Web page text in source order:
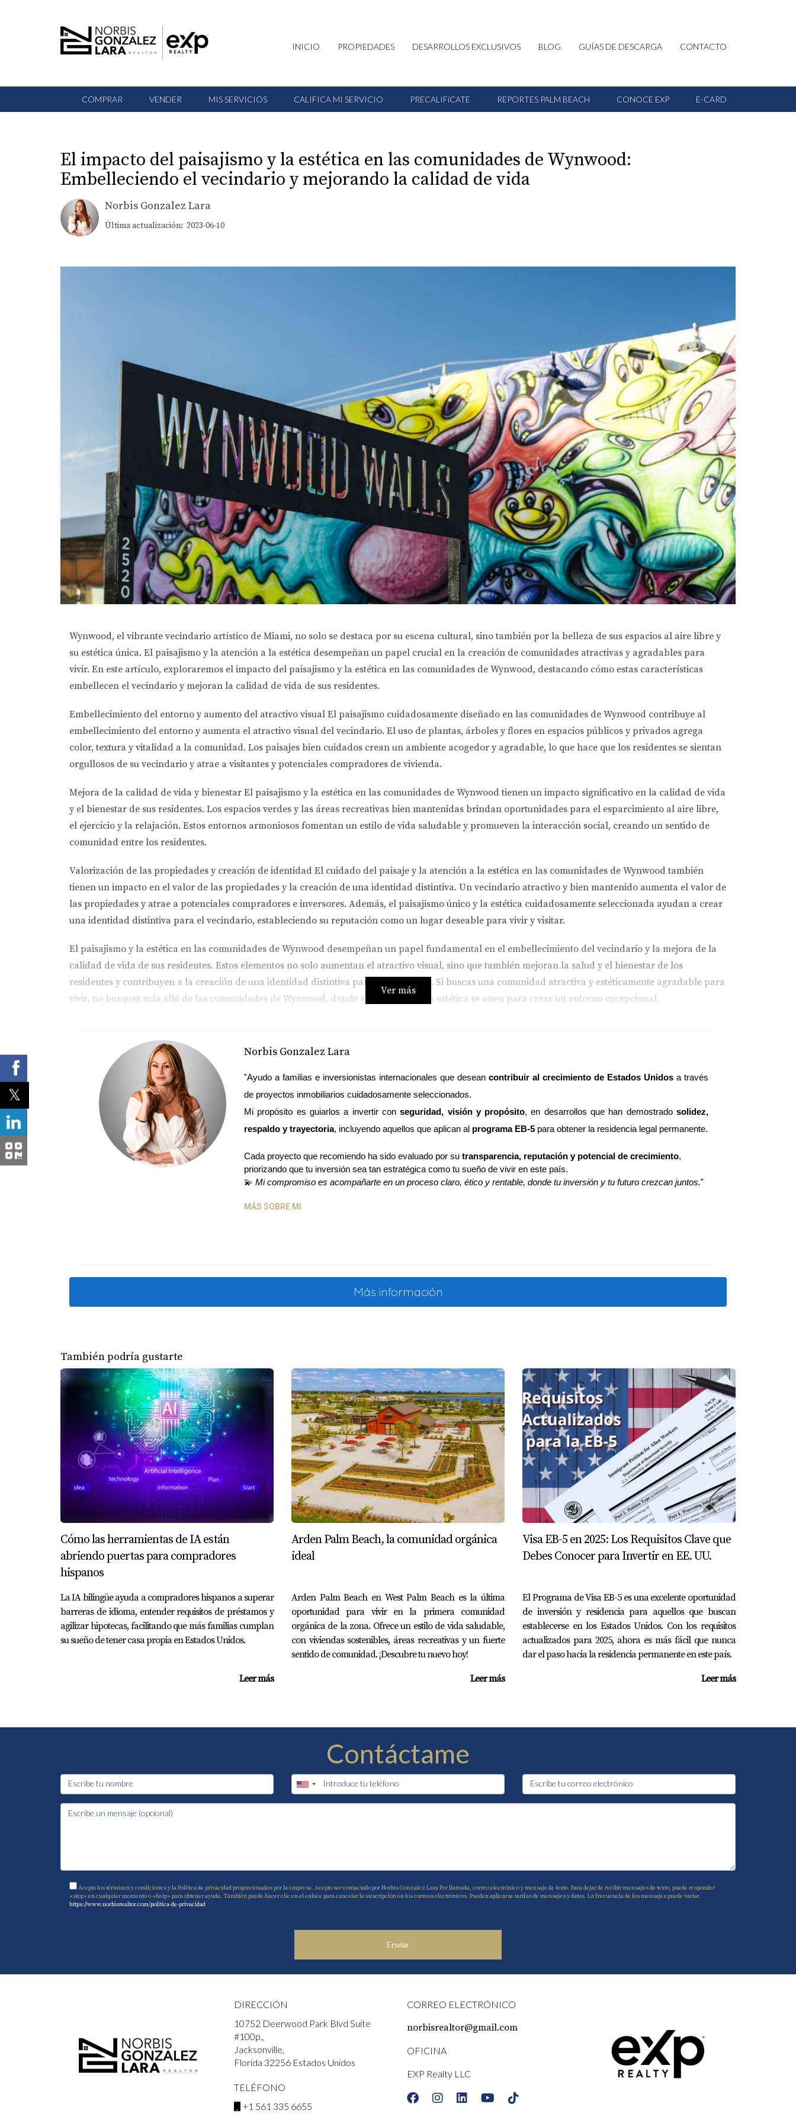
INICIO PROPIEDADES DESARROLLOS EXCLUSIVOS BLOG GUÍAS DE DESCARGA CONTACTO
COMPRAR VENDER MIS SERVICIOS CALIFICA MI SERVICIO PRECALIFíCATE REPORTES PALM BEACH CONOCE EXP E-CARD
El impacto del paisajismo y la estética en las comunidades de Wynwood:
Embelleciendo el vecindario y mejorando la calidad de vida
Norbis Gonzalez Lara
Última actualización: 2023-06-10
Wynwood, el vibrante vecindario artístico de Miami, no solo se destaca por su escena cultural, sino también por la belleza de sus espacios al aire libre y
su estética única. El paisajismo y la atención a la estética desempeñan un papel crucial en la creación de comunidades atractivas y agradables para
vivir. En este artículo, exploraremos el impacto del paisajismo y la estética en las comunidades de Wynwood, destacando cómo estas características
embellecen el vecindario y mejoran la calidad de vida de sus residentes.
Embellecimiento del entorno y aumento del atractivo visual El paisajismo cuidadosamente diseñado en las comunidades de Wynwood contribuye al
embellecimiento del entorno y aumenta el atractivo visual del vecindario. El uso de plantas, árboles y flores en espacios públicos y privados agrega
color, textura y vitalidad a la comunidad. Los paisajes bien cuidados crean un ambiente acogedor y agradable, lo que hace que los residentes se sientan
orgullosos de su vecindario y atrae a visitantes y potenciales compradores de vivienda.
Mejora de la calidad de vida y bienestar El paisajismo y la estética en las comunidades de Wynwood tienen un impacto significativo en la calidad de vida
y el bienestar de sus residentes. Los espacios verdes y las áreas recreativas bien mantenidas brindan oportunidades para el esparcimiento al aire libre,
el ejercicio y la relajación. Estos entornos armoniosos fomentan un estilo de vida saludable y promueven la interacción social, creando un sentido de
comunidad entre los residentes.
Valorización de las propiedades y creación de identidad El cuidado del paisaje y la atención a la estética en las comunidades de Wynwood también
tienen un impacto en el valor de las propiedades y la creación de una identidad distintiva. Un vecindario atractivo y bien mantenido aumenta el valor de
las propiedades y atrae a potenciales compradores e inversores. Además, el paisajismo único y la estética cuidadosamente seleccionada ayudan a crear
una identidad distintiva para el vecindario, estableciendo su reputación como un lugar deseable para vivir y visitar.
El paisajismo y la estética en las comunidades de Wynwood desempeñan un papel fundamental en el embellecimiento del vecindario y la mejora de la
calidad de vida de sus residentes. Estos elementos no solo aumentan el atractivo visual, sino que también mejoran la salud y el bienestar de los
residentes y contribuyen a la creación de una identidad distintiva para el vecindario. Si buscas una comunidad atractiva y estéticamente agradable para
vivir, no busques más allá de las comunidades de Wynwood, donde el paisajismo y la estética se unen para crear un entorno excepcional.
Ver más
Norbis Gonzalez Lara
"Ayudo a familias e inversionistas internacionales que desean contribuir al crecimiento de Estados Unidos a través
de proyectos inmobiliarios cuidadosamente seleccionados.
Mi propósito es guiarlos a invertir con seguridad, visión y propósito, en desarrollos que han demostrado solidez,
respaldo y trayectoria, incluyendo aquellos que aplican al programa EB-5 para obtener la residencia legal permanente.
Cada proyecto que recomiendo ha sido evaluado por su transparencia, reputación y potencial de crecimiento,
priorizando que tu inversión sea tan estratégica como tu sueño de vivir en este país.
💫 Mi compromiso es acompañarte en un proceso claro, ético y rentable, donde tu inversión y tu futuro crezcan juntos."
MÁS SOBRE MI
Más información
También podría gustarte
Cómo las herramientas de IA están
abriendo puertas para compradores
hispanos
La IA bilingüe ayuda a compradores hispanos a superar
barreras de idioma, entender requisitos de préstamos y
agilizar hipotecas, facilitando que más familias cumplan
su sueño de tener casa propia en Estados Unidos.
Leer más
Arden Palm Beach, la comunidad orgánica
ideal
Arden Palm Beach en West Palm Beach es la última
oportunidad para vivir en la primera comunidad
orgánica de la zona. Ofrece un estilo de vida saludable,
con viviendas sostenibles, áreas recreativas y un fuerte
sentido de comunidad. ¡Descubre tu nuevo hoy!
Leer más
Visa EB-5 en 2025: Los Requisitos Clave que
Debes Conocer para Invertir en EE. UU.
El Programa de Visa EB-5 es una excelente oportunidad
de inversión y residencia para aquellos que buscan
establecerse en los Estados Unidos. Con los requisitos
actualizados para 2025, ahora es más fácil que nunca
dar el paso hacia la residencia permanente en este país.
Leer más
Contáctame
Acepto los términos y condiciones y la Política de privacidad proporcionados por la empresa. Acepto ser contactado por Norbis Gonzalez Lara Por llamada, correo electrónico y mensaje de texto. Para dejar de recibir mensajes de texto, puede responder
«stop» en cualquier momento o «help» para obtener ayuda. También puede hacer clic en el enlace para cancelar la suscripción en los correos electrónicos. Pueden aplicarse tarifas de mensajes y datos. La frecuencia de los mensajes puede variar.
https://www.norbisrealtor.com/politica-de-privacidad
Enviar
DIRECCIÓN
10752 Deerwood Park Blvd Suite
#100p,,
Jacksonville,
Florida 32256 Estados Unidos
TELÉFONO
+1 561 335 6655
CORREO ELECTRÓNICO
norbisrealtor@gmail.com
OFICINA
EXP Realty LLC